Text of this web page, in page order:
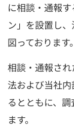
に相談・通報
ン」を設置し
図っております。
相談・通報さ
法および当社
るとともに、
ます。